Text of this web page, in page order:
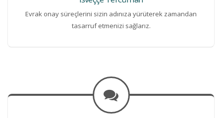
Evrak onay süreçlerini sizin adınıza yürüterek zamandan
tasarruf etmenizi sağlarız.